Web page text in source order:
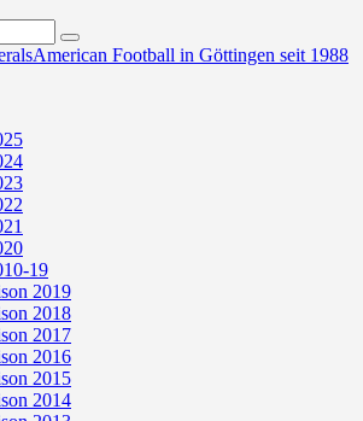
American Football in Göttingen seit 1988
19
2019
2018
2017
2016
2015
2014